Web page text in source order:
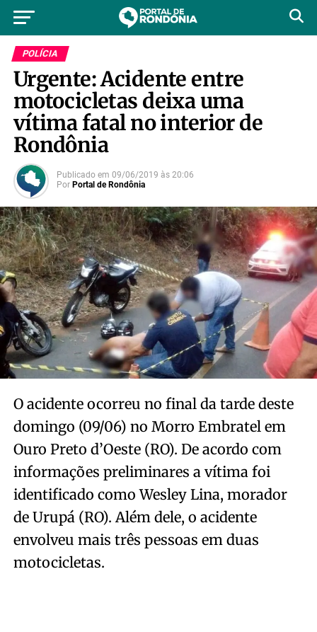
POLÍCIA
Urgente: Acidente entre
motocicletas deixa uma
vítima fatal no interior de
Rondônia
Publicado em 09/06/2019 às 20:06
Por Portal de Rondônia
O acidente ocorreu no final da tarde deste
domingo (09/06) no Morro Embratel em
Ouro Preto d’Oeste (RO). De acordo com
informações preliminares a vítima foi
identificado como Wesley Lina, morador
de Urupá (RO). Além dele, o acidente
envolveu mais três pessoas em duas
motocicletas.